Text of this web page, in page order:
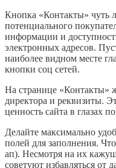
Кнопка «Контакты» чуть
потенциального
информации и
электронных адресов.
наиболее видном месте
кнопки соц сетей.
На странице «Контакты»
директора и реквизиты.
ценность сайта в глазах
Делайте максимально
полей для заполнения.
ап). Несмотря на их
советуют избавляться от